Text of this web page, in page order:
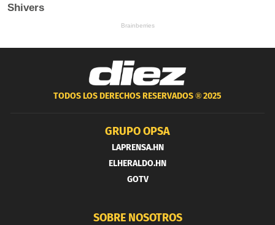
TODOS LOS DERECHOS RESERVADOS ®2025
GRUPO OPSA
LAPRENSA.HN
ELHERALDO.HN
GOTV
SOBRE NOSOTROS